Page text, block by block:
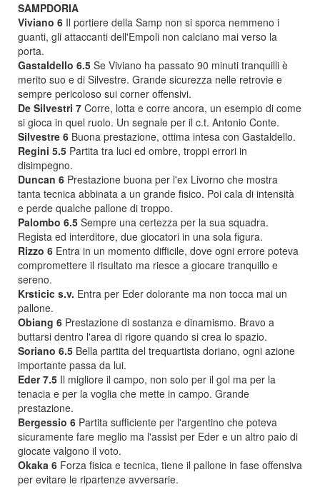
SAMPDORIA
Viviano 6 Il portiere della Samp non si sporca nemmeno i
guanti, gli attaccanti dell'Empoli non calciano mai verso la
porta.
Gastaldello 6.5 Se Viviano ha passato 90 minuti tranquilli è
merito suo e di Silvestre. Grande sicurezza nelle retrovie e
sempre pericoloso sui corner offensivi.
De Silvestri 7 Corre, lotta e corre ancora, un esempio di come
si gioca in quel ruolo. Un segnale per il c.t. Antonio Conte.
Silvestre 6 Buona prestazione, ottima intesa con Gastaldello.
Regini 5.5 Partita tra luci ed ombre, troppi errori in
disimpegno.
Duncan 6 Prestazione buona per l'ex Livorno che mostra
tanta tecnica abbinata a un grande fisico. Poi cala di intensità
e perde qualche pallone di troppo.
Palombo 6.5 Sempre una certezza per la sua squadra.
Regista ed interditore, due giocatori in una sola figura.
Rizzo 6 Entra in un momento difficile, dove ogni errore poteva
compromettere il risultato ma riesce a giocare tranquillo e
sereno.
Krsticic s.v. Entra per Eder dolorante ma non tocca mai un
pallone.
Obiang 6 Prestazione di sostanza e dinamismo. Bravo a
buttarsi dentro l'area di rigore quando si crea lo spazio.
Soriano 6.5 Bella partita del trequartista doriano, ogni azione
importante passa da lui.
Eder 7.5 Il migliore il campo, non solo per il gol ma per la
tenacia e per la voglia che mette in campo. Grande
prestazione.
Bergessio 6 Partita sufficiente per l'argentino che poteva
sicuramente fare meglio ma l'assist per Eder e un altro paio di
giocate valgono il voto.
Okaka 6 Forza fisica e tecnica, tiene il pallone in fase offensiva
per evitare le ripartenze avversarie.